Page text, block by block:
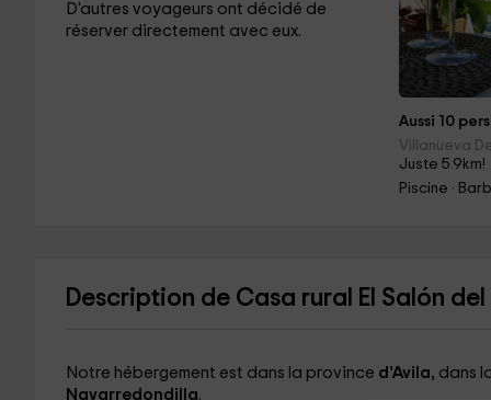
D'autres voyageurs ont décidé de
réserver directement avec eux.
Aussi 10
Villanueva
Juste 5.9km!
Piscine ·
Description de Casa rural El Salón del
Notre hébergement est dans la province d’Avila, dans
Navarredondilla.